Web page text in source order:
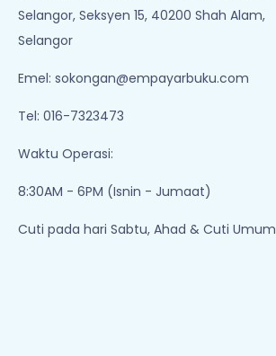
Selangor, Seksyen 15, 40200 Shah Alam,
Selangor
Emel: sokongan@empayarbuku.com
Tel: 016-7323473
Waktu Operasi:
8:30AM - 6PM (Isnin - Jumaat)
Cuti pada hari Sabtu, Ahad & Cuti Umum